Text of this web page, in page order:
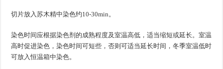
切片放入苏木精中染色约10-30min。
染色时间应根据染色剂的成熟程度及室温高低，适当缩短或延长。室温
高时促进染色，染色时间可短些，否则可适当延长时间，冬季室温低时
可放入恒温箱中染色。